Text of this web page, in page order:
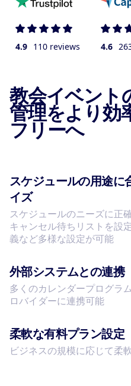
4.9 110 reviews 4.6
教会イベント
管理をより効
フリーへ
スケジュールの用途に
イズ
スケジュールのニーズに正
キャンセル待ちリストを設
義など多様な設定が可能
外部システムとの連携
多くのカレンダープログラ
ロバイダーに連携可能
柔軟な有料プラン設定
ビジネスの規模に応じて柔